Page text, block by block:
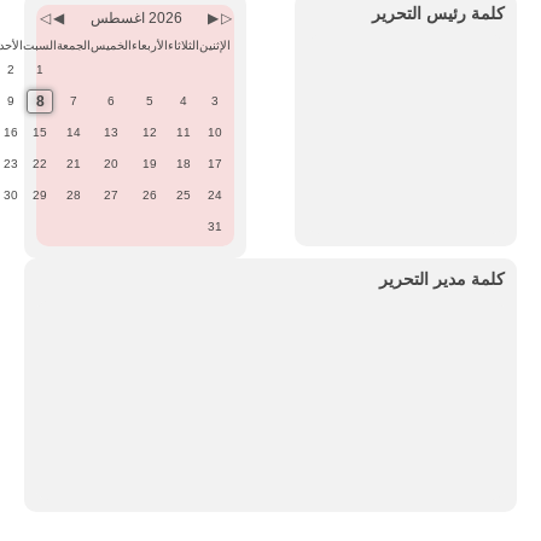
كلمة رئيس التحرير
Month
Year
Month2026 اغسطس
الإثنينالثلاثاءالأربعاءالخميسالجمعةالسبتالأحد
1
2
3
4
5
6
7
8
9
10
11
12
13
14
15
16
17
18
19
20
21
22
23
24
25
26
27
28
29
30
31
كلمة مدير التحرير